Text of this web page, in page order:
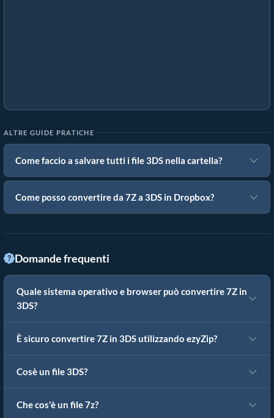
ALTRE GUIDE PRATICHE
Come faccio a salvare tutti i file 3DS nella cartella?
Come posso convertire da 7Z a 3DS in Dropbox?
Domande frequenti
Quale sistema operativo e browser può convertire 7Z in
3DS?
È sicuro convertire 7Z in 3DS utilizzando ezyZip?
Cosè un file 3DS?
Che cos'è un file 7z?